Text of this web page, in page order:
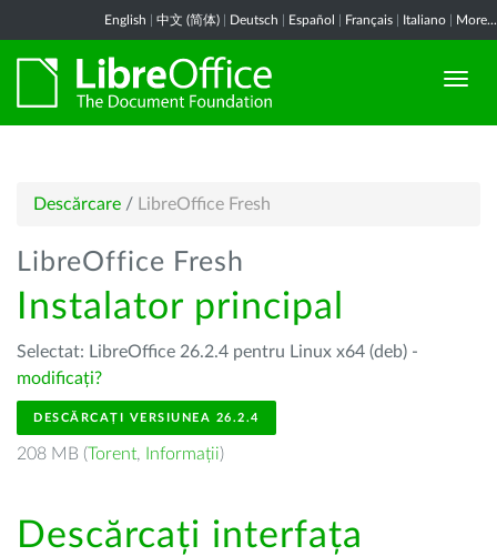
English 中文 (简体) Deutsch Español Français Italiano More...
Descărcare / LibreOffice Fresh
LibreOffice Fresh
Instalator principal
Selectat: LibreOffice 26.2.4 pentru Linux x64 (deb) -
modificați?
DESCĂRCAȚI VERSIUNEA 26.2.4
208 MB (Torent, Informații)
Descărcați interfața